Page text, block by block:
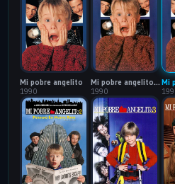
Mi pobre angelito
1990
Mi pobre angelito: 60FPS (Open Matte) - VIP
1990